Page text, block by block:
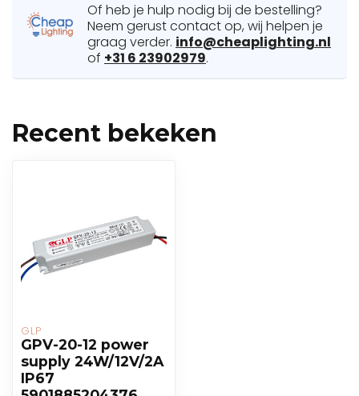
Of heb je hulp nodig bij de bestelling?
Neem gerust contact op, wij helpen je
graag verder. info@cheaplighting.nl
of +31 6 23902979.
Recent bekeken
GLP
GPV-20-12 power
supply 24W/12V/2A
IP67